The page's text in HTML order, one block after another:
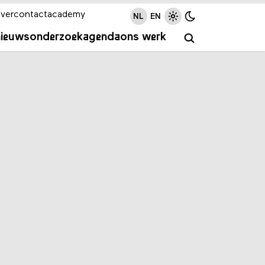
onderzoekagendaons werk
contactacademy NL EN